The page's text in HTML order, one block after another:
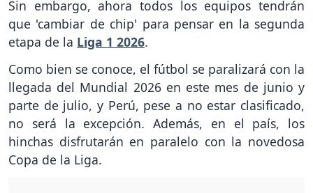
Sin embargo, ahora todos los equipos tendrán
que 'cambiar de chip' para pensar en la segunda
etapa de la Liga 1 2026.
Como bien se conoce, el fútbol se paralizará con la
llegada del Mundial 2026 en este mes de junio y
parte de julio, y Perú, pese a no estar clasificado,
no será la excepción. Además, en el país, los
hinchas disfrutarán en paralelo con la novedosa
Copa de la Liga.